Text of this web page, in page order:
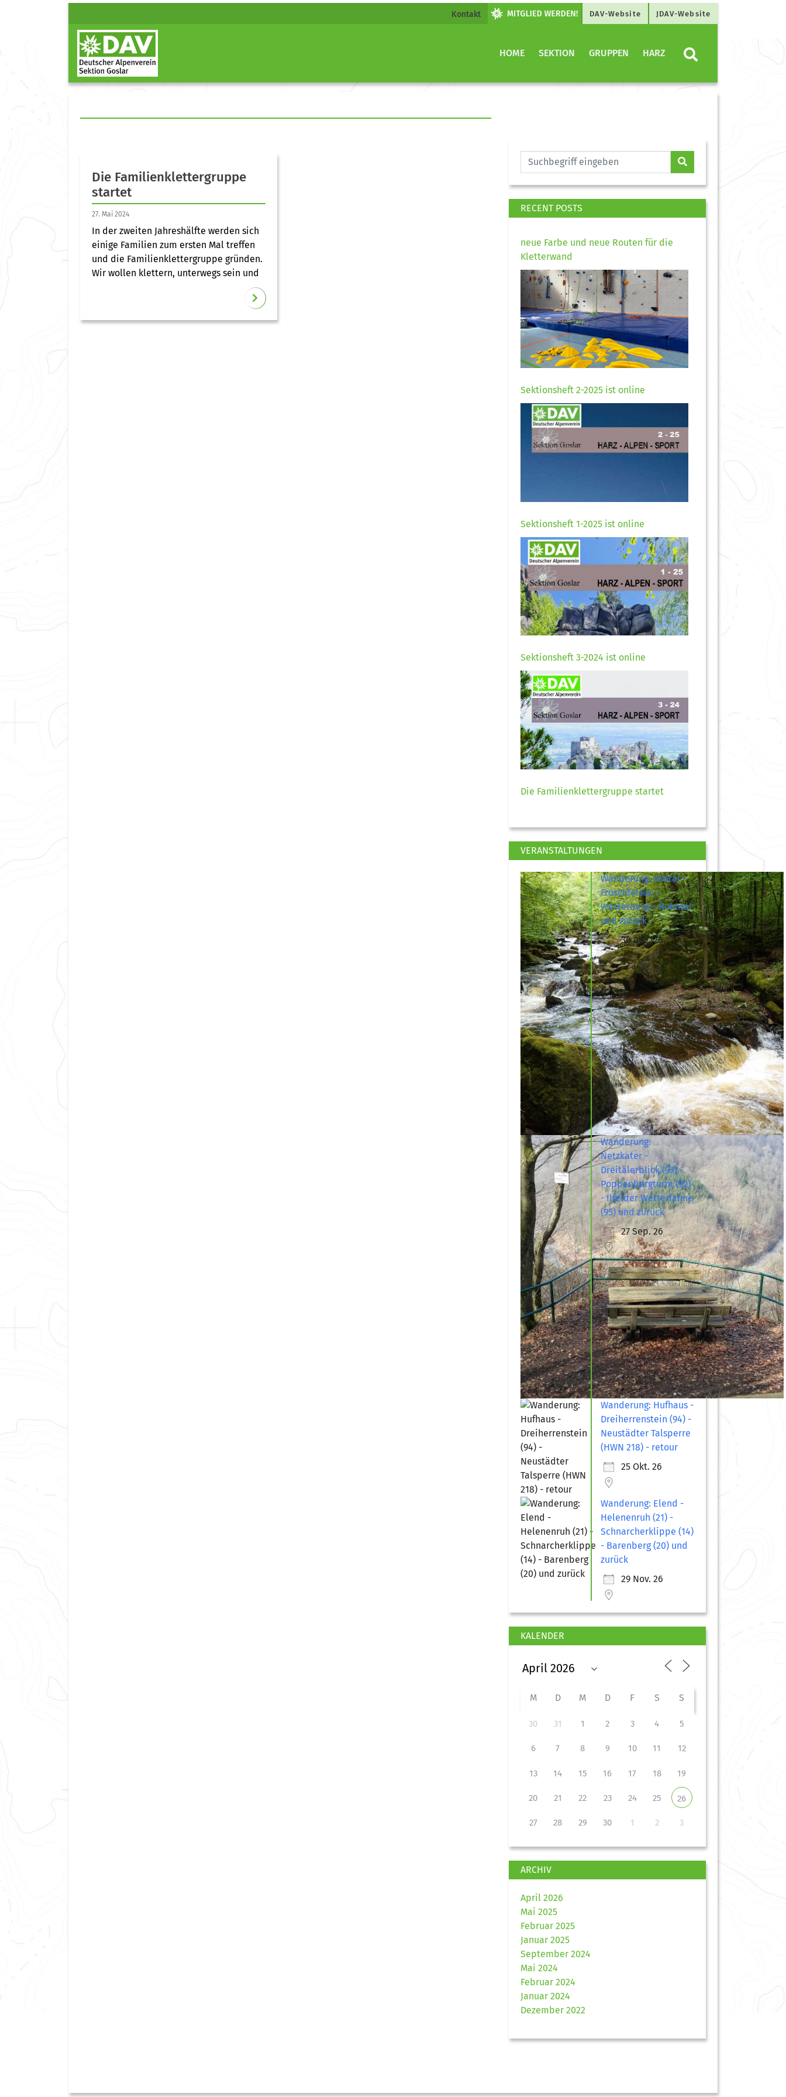
Kontakt DAV-Website JDAV-Website
HOME SEKTION GRUPPEN HARZ
Die Familienklettergruppe
startet
27. Mai 2024
In der zweiten Jahreshälfte werden sich
einige Familien zum ersten Mal treffen
und die Familienklettergruppe gründen.
Wir wollen klettern, unterwegs sein und
RECENT POSTS
neue Farbe und neue Routen für die
Kletterwand
Sektionsheft 2-2025 ist online
Sektionsheft 1-2025 ist online
Sektionsheft 3-2024 ist online
Die Familienklettergruppe startet
VERANSTALTUNGEN
Wanderung: Ilsetal –
Froschfelsen –
Westerberg – Rohntal
und zurück
30 Aug. 26
Wanderung:
Netzkater -
Dreitälerblick (93) -
Poppenbergturm (92)
- Ilfelder Wetterfahne
(95) und zurück
27 Sep. 26
Wanderung: Hufhaus -
Dreiherrenstein (94) -
Neustädter Talsperre
(HWN 218) - retour
25 Okt. 26
Wanderung: Elend -
Helenenruh (21) -
Schnarcherklippe (14)
- Barenberg (20) und
zurück
29 Nov. 26
KALENDER
M D M D F S S
30 31 1 2 3 4 5
6 7 8 9 10 11 12
13 14 15 16 17 18 19
20 21 22 23 24 25 26
27 28 29 30 1 2 3
ARCHIV
April 2026
Mai 2025
Februar 2025
Januar 2025
September 2024
Mai 2024
Februar 2024
Januar 2024
Dezember 2022